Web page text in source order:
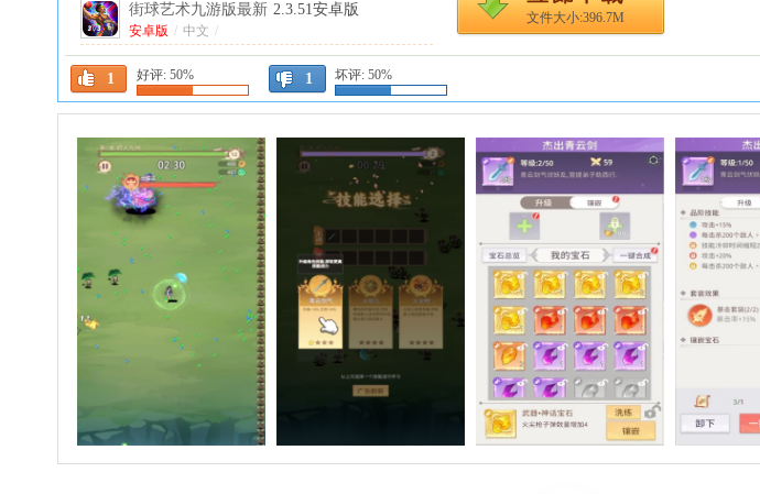
文件大小:396.7M
1 好评: 50% 1 坏评: 50%
街球艺术九游版最新 2.3.51安卓版
安卓版 / 中文 /
2.3.51安卓版
安卓版 / 中文 /
僵尸尖叫内置菜单功能破解版 4.7.3中文版
中文版 / 中文 /
糖葫芦达人小游戏(Tanghulu Master)
1.218.0
安卓版
安卓版 / 中文 /
舒室造梦家内购版 5.6.0免广告版